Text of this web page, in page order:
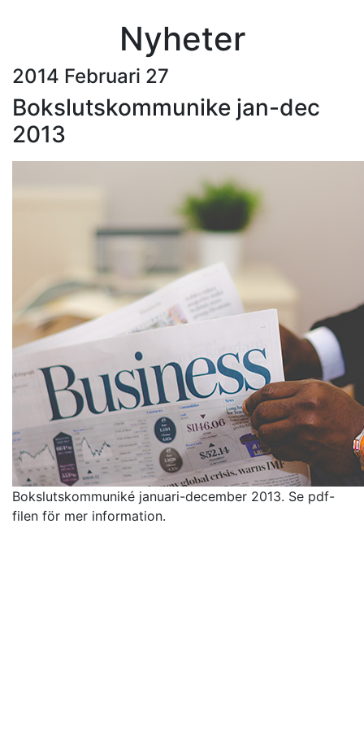
Nyheter
2014 Februari 27
Bokslutskommunike jan-dec
2013
Bokslutskommuniké januari-december 2013. Se pdf-
filen för mer information.